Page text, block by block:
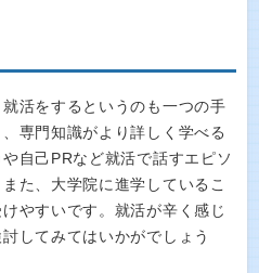
活をするというのも一つの手
専門知識がより詳しく学べる
自己PRなど就活で話すエピソ
た、大学院に進学しているこ
やすいです。就活が辛く感じ
してみてはいかがでしょう